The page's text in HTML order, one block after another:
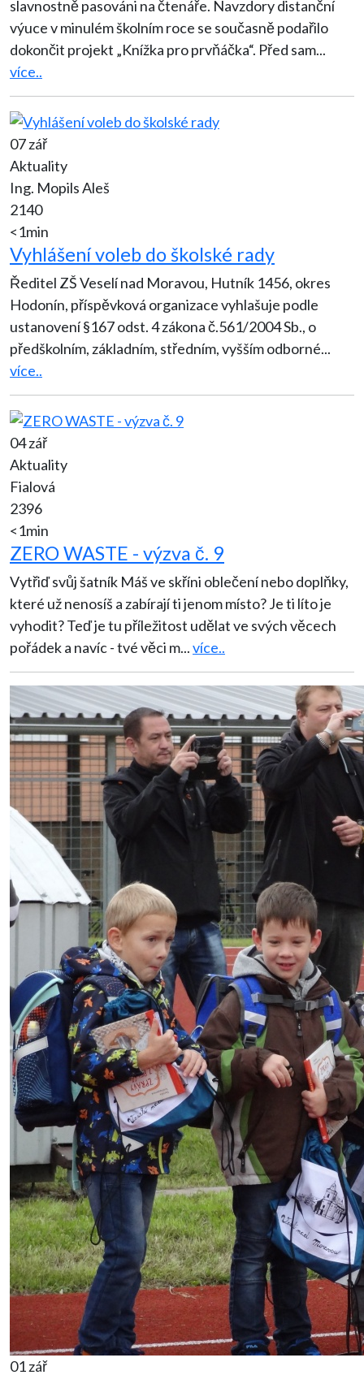
slavnostně pasováni na čtenáře. Navzdory distanční
výuce v minulém školním roce se současně podařilo
dokončit projekt „Knížka pro prvňáčka“. Před sam...
více..
07 zář
Aktuality
Ing. Mopils Aleš
2140
<1min
Vyhlášení voleb do školské rady
Ředitel ZŠ Veselí nad Moravou, Hutník 1456, okres
Hodonín, příspěvková organizace vyhlašuje podle
ustanovení §167 odst. 4 zákona č.561/2004 Sb., o
předškolním, základním, středním, vyšším odborné...
více..
04 zář
Aktuality
Fialová
2396
<1min
ZERO WASTE - výzva č. 9
Vytřiď svůj šatník Máš ve skříni oblečení nebo doplňky,
které už nenosíš a zabírají ti jenom místo? Je ti líto je
vyhodit? Teď je tu příležitost udělat ve svých věcech
pořádek a navíc - tvé věci m...více..
01 zář